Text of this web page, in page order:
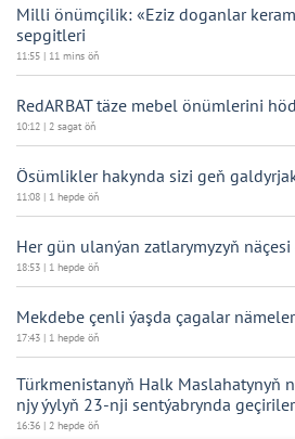
Milli önümçilik: «Eziz doganlar
sepgitleri
11:55 | 11 mins öň
RedARBAT täze mebel önümlerini
10:12 | 2 sagat öň
Ösümlikler hakynda sizi geň
11:08 | 1 hepde öň
Her gün ulanýan zatlarymyzyň
18:53 | 1 hepde öň
Mekdebe çenli ýaşda çagalar
17:43 | 1 hepde öň
Türkmenistanyň Halk Maslahatynyň
njy ýylyň 23-nji sentýabrynda geçiriler
16:36 | 2 hepde öň